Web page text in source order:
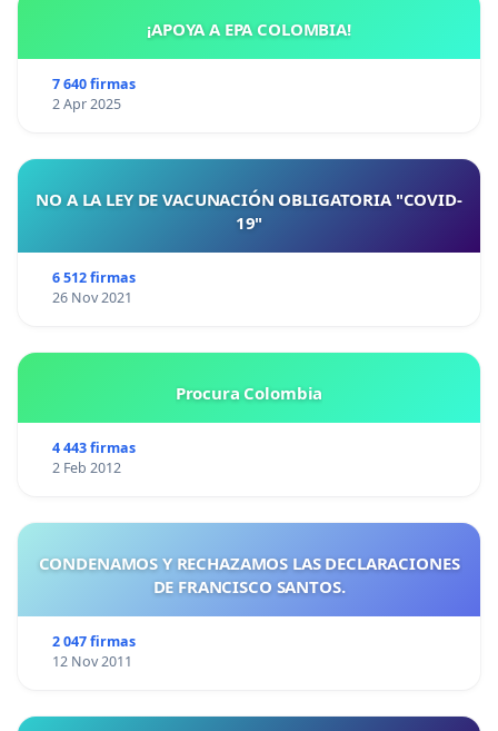
¡APOYA A EPA COLOMBIA!
7 640 firmas
2 Apr 2025
NO A LA LEY DE VACUNACIÓN OBLIGATORIA "COVID-
19"
6 512 firmas
26 Nov 2021
Procura Colombia
4 443 firmas
2 Feb 2012
CONDENAMOS Y RECHAZAMOS LAS DECLARACIONES
DE FRANCISCO SANTOS.
2 047 firmas
12 Nov 2011